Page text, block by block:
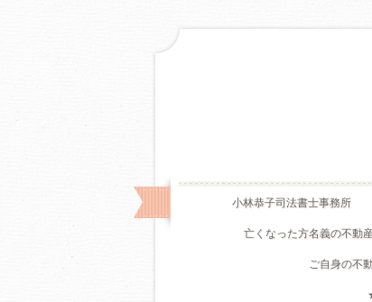
小林恭子司法書士事務所
亡くなった方名義の不動
ご自身の不